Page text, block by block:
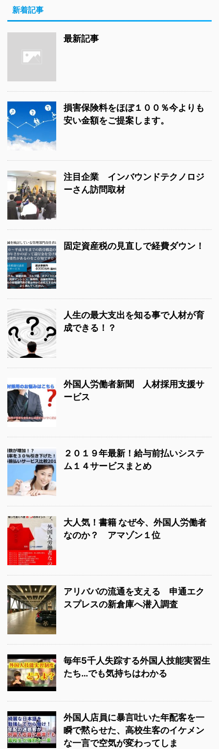
新着記事
最新記事
損害保険料をほぼ１００％今よりも
安い金額をご提案します。
注目企業 インバウンドテクノロジ
ーさん訪問取材
固定資産税の見直しで経費ダウン！
人生の最大支出を知る事で人材が育
成できる！？
外国人労働者新聞 人材採用支援サ
ービス
２０１９年最新！給与前払いシステ
ム１４サービスまとめ
大人気！書籍 なぜ今、外国人労働者
なのか？ アマゾン１位
アリババの流通を支える 申通エク
スプレスの新倉庫へ潜入調査
毎年5千人失踪する外国人技能実習生
たち…でも気持ちはわかる
外国人店員に暴言吐いた年配客を一
瞬で黙らせた、高校生客のイケメン
な一言で空気が変わってしま